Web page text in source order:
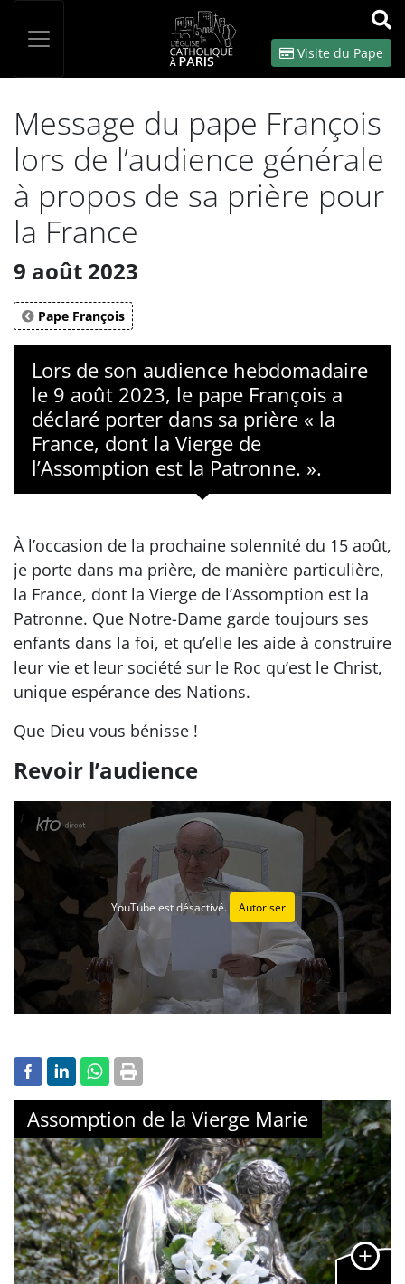
OK
Visite du Pape
Message du pape François
lors de l’audience générale
à propos de sa prière pour
la France
9 août 2023
Pape François
Lors de son audience hebdomadaire
le 9 août 2023, le pape François a
déclaré porter dans sa prière « la
France, dont la Vierge de
l’Assomption est la Patronne. ».
À l’occasion de la prochaine solennité du 15 août,
je porte dans ma prière, de manière particulière,
la France, dont la Vierge de l’Assomption est la
Patronne. Que Notre-Dame garde toujours ses
enfants dans la foi, et qu’elle les aide à construire
leur vie et leur société sur le Roc qu’est le Christ,
unique espérance des Nations.
Que Dieu vous bénisse !
Revoir l’audience
YouTube est désactivé. Autoriser
Assomption de la Vierge Marie
Panneau de gestion des cookies